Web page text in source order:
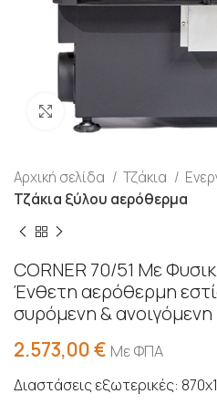
Προβολή
Αρχική σελίδα Τζάκια
Τζάκια ξύλου αερόθερμα
CORNER 70/51 Με
Ένθετη αερόθερμη
συρόμενη &
2.573,00€ Με ΦΠΑ
Διαστάσεις εξωτερικές: